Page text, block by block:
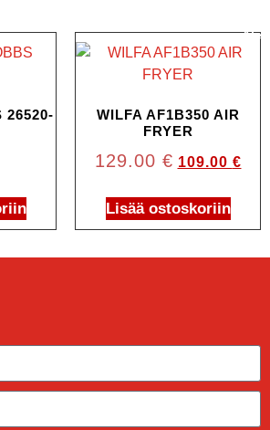
26520-
Ale!
WILFA AF1B350 AIR
FRYER
129.00 € 109.00 €
Lisää ostoskoriin